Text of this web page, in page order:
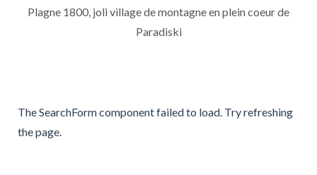
Plagne 1800, joli village de montagne en plein coeur de
Paradiski
The SearchForm component failed to load. Try refreshing
the page.